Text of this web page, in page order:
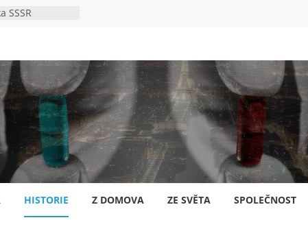
SSSR
HISTORIE Z DOMOVA ZE SVĚTA SPOLEČNOST